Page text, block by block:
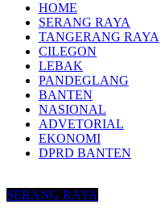
HOME
SERANG RAYA
TANGERANG RAYA
CILEGON
LEBAK
PANDEGLANG
BANTEN
NASIONAL
ADVETORIAL
EKONOMI
DPRD BANTEN
SERANG RAYA